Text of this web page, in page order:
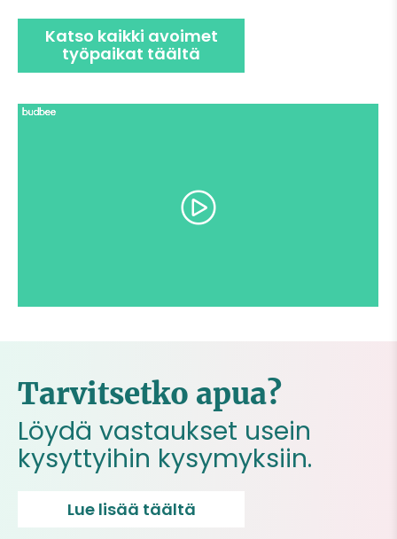
Katso kaikki avoimet
työpaikat täältä
Tarvitsetko apua?
Löydä vastaukset usein
kysyttyihin kysymyksiin.
Lue lisää täältä